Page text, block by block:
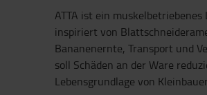
ATTA ist ein
inspiriert von
Bananenernte, Transport und
soll Schäden an der Ware
Lebensgrundlage von